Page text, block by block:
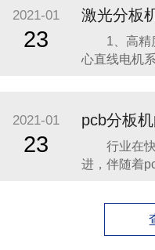
板达到其他
形，利用激
切割的工件
接使用。
2021-01
23
激光分板
1、高精度
心直线电机
作的中文界
作简单方便
CCD 自动
2021-01
23
pcb分板
行业在快
进，伴随着
看什么是
绍吧。 1、
依照空间布